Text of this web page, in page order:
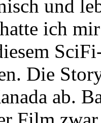
und
ich
Die
ab.